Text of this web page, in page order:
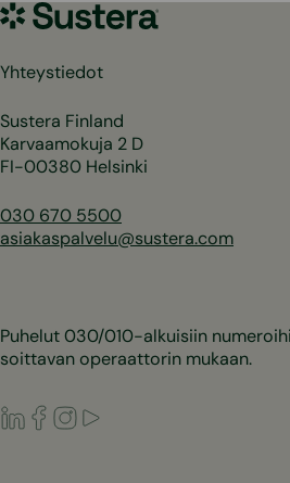
Sustera
Yhteystiedot
Sustera Finland
Karvaamokuja 2 D
FI-00380 Helsinki
030 670 5500
asiakaspalvelu@sustera.com
Puhelut 030/010-alkuisiin
soittavan operaattorin mukaan.
LinkedIn
Facebook
Instagram